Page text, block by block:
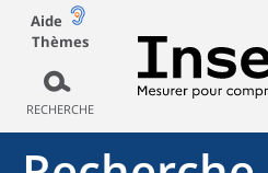
Aide
Thèmes
RECHERCHE